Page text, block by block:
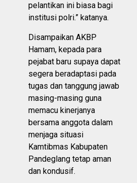
pelantikan ini biasa bagi
institusi polri.” katanya.
Disampaikan AKBP
Hamam, kepada para
pejabat baru supaya dapat
segera beradaptasi pada
tugas dan tanggung jawab
masing-masing guna
memacu kinerjanya
bersama anggota dalam
menjaga situasi
Kamtibmas Kabupaten
Pandeglang tetap aman
dan kondusif.